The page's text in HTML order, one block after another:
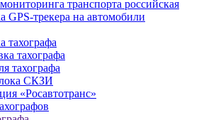
транспорта российская
GPS-трекера на автомобили
тахографа
тахографа
тахографа
СКЗИ
«Росавтотранс»